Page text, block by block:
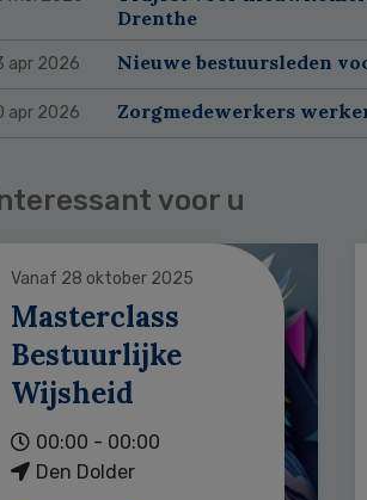
Drenthe
apr 2026 Nieuwe bestuursleden
apr 2026 Zorgmedewerkers
voor u
Vanaf 28 oktober 2025
Masterclass
Bestuurlijke
Wijsheid
00:00 - 00:00
Den Dolder